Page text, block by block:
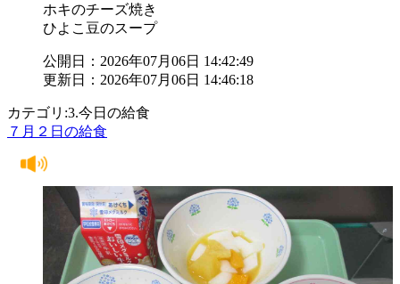
ホキのチーズ焼き
ひよこ豆のスープ
公開日：2026年07月06日 14:42:49
更新日：2026年07月06日 14:46:18
カテゴリ:3.今日の給食
７月２日の給食